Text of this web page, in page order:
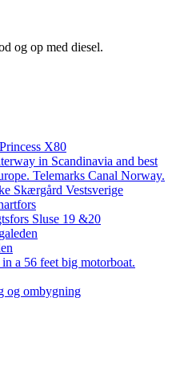
og op med diesel.
X80
in Scandinavia and best
Telemarks Canal Norway.
Skærgård Vestsverige
Sluse 19 &20
a 56 feet big motorboat.
og ombygning